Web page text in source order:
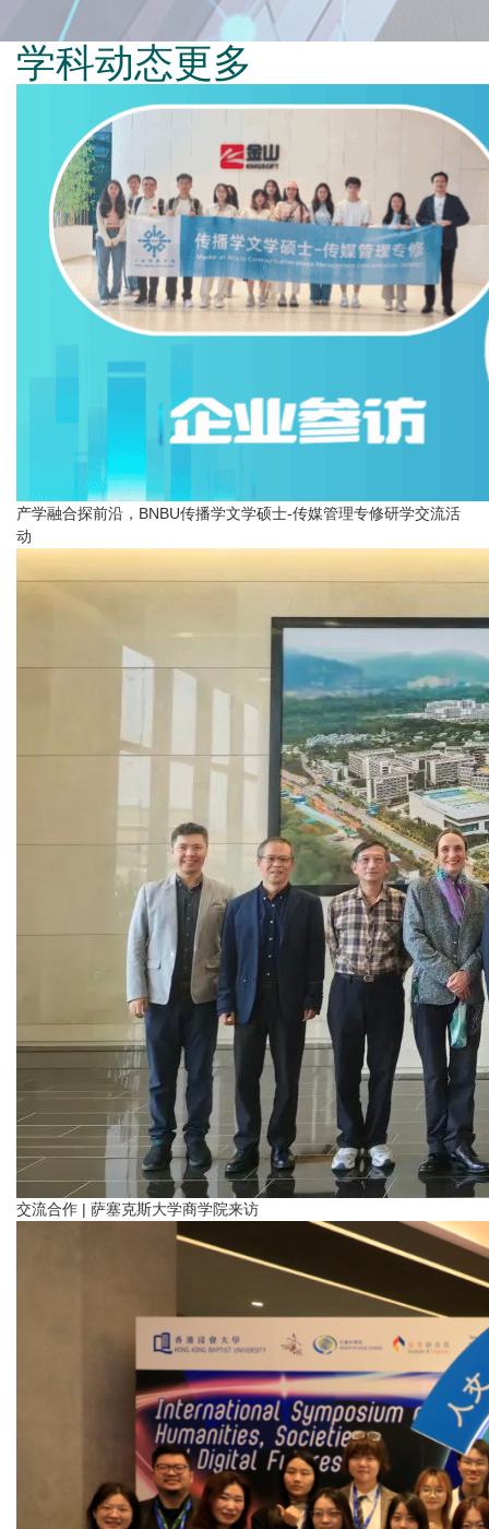
学科动态更多
产学融合探前沿，BNBU传播学文学硕士-传媒管理专修研学交流活
动
交流合作 | 萨塞克斯大学商学院来访